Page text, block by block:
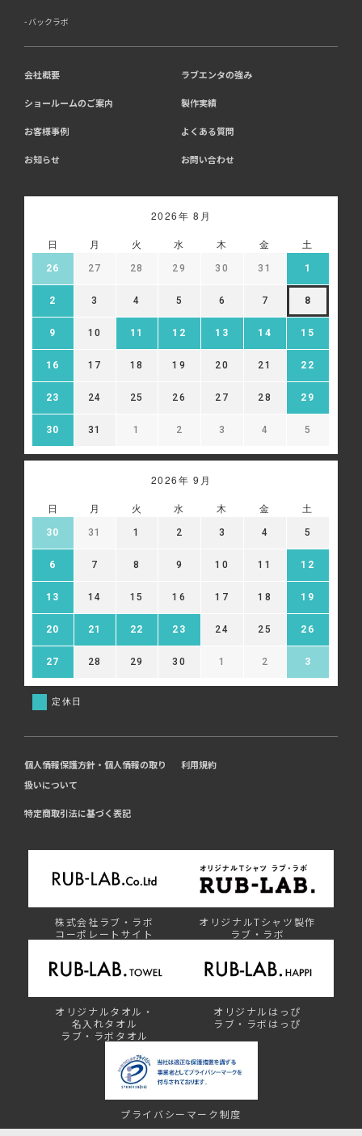
バックラボ
会社概要 ラブエンタの強み
ショールームのご案内 製作実績
お客様事例 よくある質問
お知らせ お問い合わせ
2026年 8月
日 月 火 水 木 金 土
26 27 28 29 30 31 1
2 3 4 5 6 7 8
9 10 11 12 13 14 15
16 17 18 19 20 21 22
23 24 25 26 27 28 29
30 31 1 2 3 4 5
2026年 9月
日 月 火 水 木 金 土
30 31 1 2 3 4 5
6 7 8 9 10 11 12
13 14 15 16 17 18 19
20 21 22 23 24 25 26
27 28 29 30 1 2 3
定休日
個人情報保護方針・個人情報の取り
扱いについて
利用規約
特定商取引法に基づく表記
株式会社ラブ・ラボ
コーポレートサイト
オリジナルTシャツ製作
ラブ・ラボ
オリジナルタオル・
名入れタオル
ラブ・ラボタオル
オリジナルはっぴ
ラブ・ラボはっぴ
プライバシーマーク制度